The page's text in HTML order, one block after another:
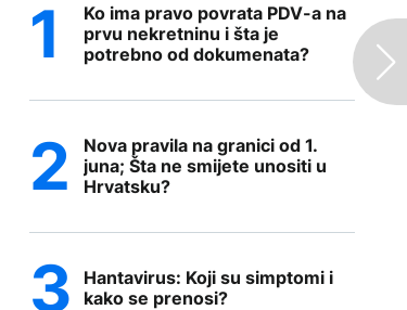
Ko ima pravo povrata PDV-a na
prvu nekretninu i šta je
potrebno od dokumenata?
Nova pravila na granici od 1.
juna; Šta ne smijete unositi u
Hrvatsku?
Hantavirus: Koji su simptomi i
kako se prenosi?